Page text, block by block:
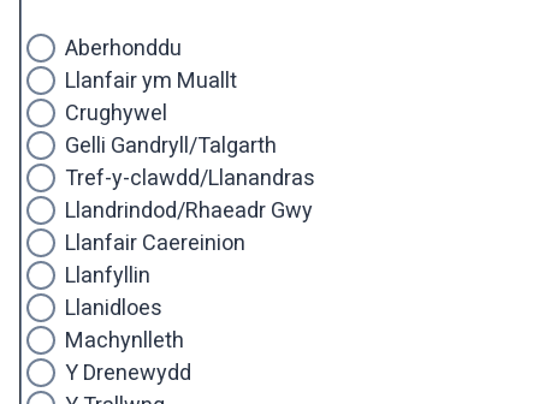
Aberhonddu
Llanfair ym Muallt
Crughywel
Gelli Gandryll/Talgarth
Tref-y-clawdd/Llanandras
Llandrindod/Rhaeadr Gwy
Llanfair Caereinion
Llanfyllin
Llanidloes
Machynlleth
Y Drenewydd